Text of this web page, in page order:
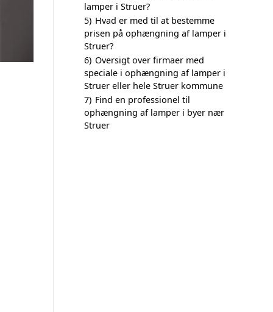
lamper i Struer?
5) Hvad er med til at bestemme
prisen på ophængning af lamper i
Struer?
6) Oversigt over firmaer med
speciale i ophængning af lamper i
Struer eller hele Struer kommune
7) Find en professionel til
ophængning af lamper i byer nær
Struer